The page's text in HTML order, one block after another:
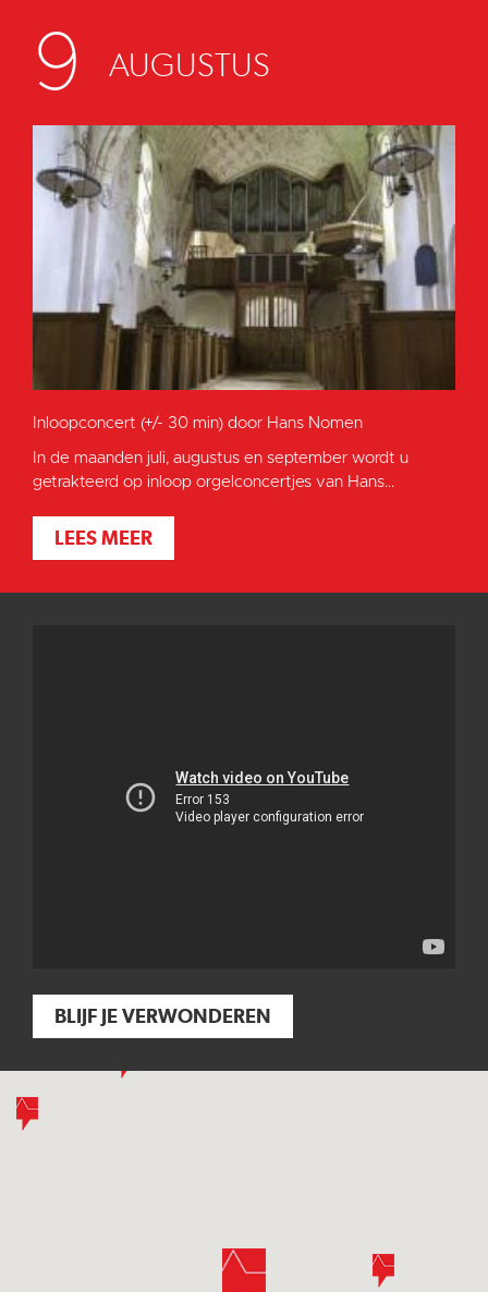
9 AUGUSTUS
Inloopconcert (+/- 30 min) door Hans Nomen
In de maanden juli, augustus en september wordt u
getrakteerd op inloop orgelconcertjes van Hans...
LEES MEER
BLIJF JE VERWONDEREN